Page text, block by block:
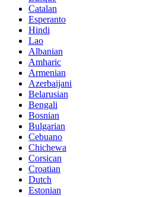
Catalan
Esperanto
Hindi
Lao
Albanian
Amharic
Armenian
Azerbaijani
Belarusian
Bengali
Bosnian
Bulgarian
Cebuano
Chichewa
Corsican
Croatian
Dutch
Estonian